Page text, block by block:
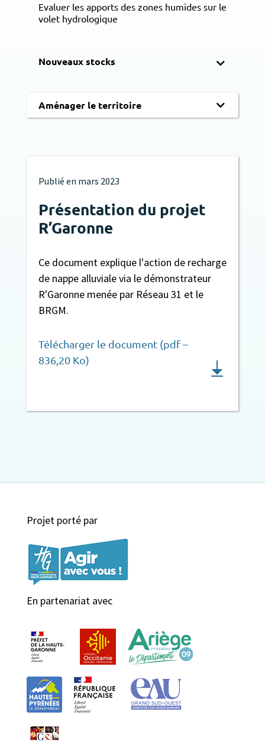
Evaluer les apports des zones humides sur le
volet hydrologique
Nouveaux stocks
Aménager le territoire
Publié en mars 2023
Présentation du projet
R’Garonne
Ce document explique l'action de recharge
de nappe alluviale via le démonstrateur
R'Garonne menée par Réseau 31 et le
BRGM.
Télécharger le document (pdf –
836,20 Ko)
Projet porté par
En partenariat avec